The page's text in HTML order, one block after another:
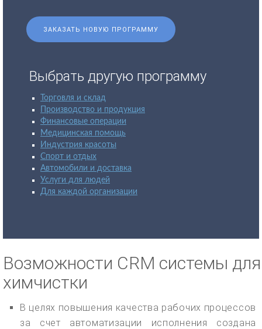
ЗАКАЗАТЬ НОВУЮ ПРОГРАММУ
Выбрать другую программу
Торговля и склад
Производство и продукция
Финансовые операции
Медицинская помощь
Индустрия красоты
Спорт и отдых
Автомобили и доставка
Услуги для людей
Для каждой организации
Возможности CRM системы для
химчистки
В целях повышения качества рабочих процессов
за счет автоматизации исполнения создана